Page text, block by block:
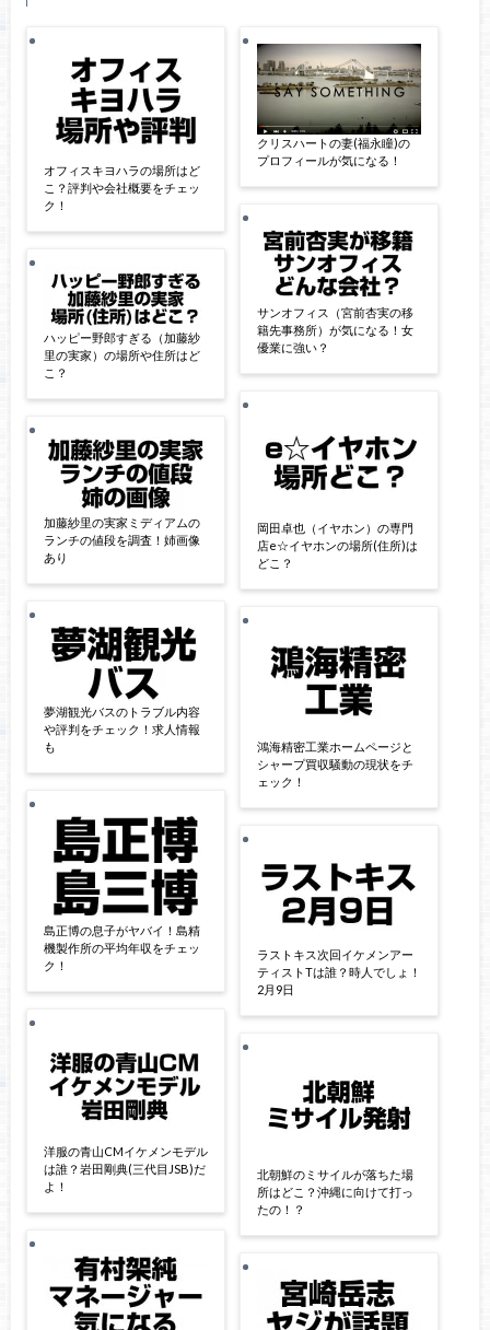
オフィスキヨハラの場所はど
こ？評判や会社概要をチェッ
ク！
ハッピー野郎すぎる（加藤紗
里の実家）の場所や住所はど
こ？
加藤紗里の実家ミディアムの
ランチの値段を調査！姉画像
あり
夢湖観光バスのトラブル内容
や評判をチェック！求人情報
も
島正博の息子がヤバイ！島精
機製作所の平均年収をチェッ
ク！
洋服の青山CMイケメンモデル
は誰？岩田剛典(三代目JSB)だ
よ！
クリスハートの妻(福永瞳)の
プロフィールが気になる！
サンオフィス（宮前杏実の移
籍先事務所）が気になる！女
優業に強い？
岡田卓也（イヤホン）の専門
店e☆イヤホンの場所(住所)は
どこ？
鴻海精密工業ホームページと
シャープ買収騒動の現状をチ
ェック！
ラストキス次回イケメンアー
ティストTは誰？時人でしょ！
2月9日
北朝鮮のミサイルが落ちた場
所はどこ？沖縄に向けて打っ
たの！？